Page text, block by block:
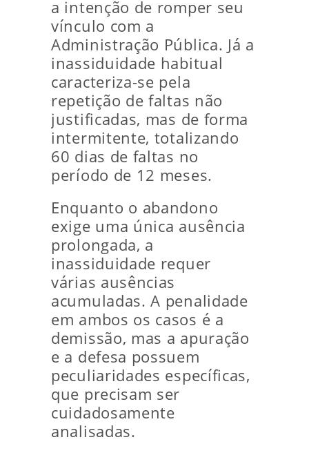
a intenção de romper seu
vínculo com a
Administração Pública. Já a
inassiduidade habitual
caracteriza-se pela
repetição de faltas não
justificadas, mas de forma
intermitente, totalizando
60 dias de faltas no
período de 12 meses.
Enquanto o abandono
exige uma única ausência
prolongada, a
inassiduidade requer
várias ausências
acumuladas. A penalidade
em ambos os casos é a
demissão, mas a apuração
e a defesa possuem
peculiaridades específicas,
que precisam ser
cuidadosamente
analisadas.